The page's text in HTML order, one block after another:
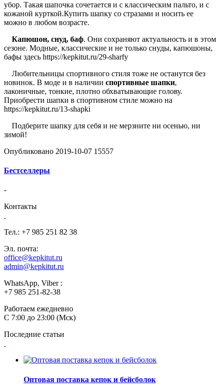
убор. Такая шапочка сочетается и с классическим пальто, и с
кожаной курткой.Купить шапку со стразами и носить ее
можно в любом возрасте.
Капюшон, снуд, баф. Они сохраняют актуальность и в этом
сезоне. Модные, классические и не только снуды, капюшоны,
бафы здесь https://kepkitut.ru/29-sharfy
Любительницы спортивного стиля тоже не останутся без
новинок. В моде и в наличии спортивные шапки,
лаконичные, тонкие, плотно обхватывающие голову.
Приобрести шапки в спортивном стиле можно на
https://kepkitut.ru/13-shapki
Подберите шапку для себя и не мерзните ни осенью, ни
зимой!
Опубликовано 2019-10-07 15557
Бестселлеры
-
Контакты
Тел.: +7 985 251 82 38
Эл. почта:
office@kepkitut.ru
admin@kepkitut.ru
WhatsApp, Viber :
+7 985 251-82-38
Работаем ежедневно
С 7:00 до 23:00 (Мск)
Последние статьи
Оптовая поставка кепок и бейсболок